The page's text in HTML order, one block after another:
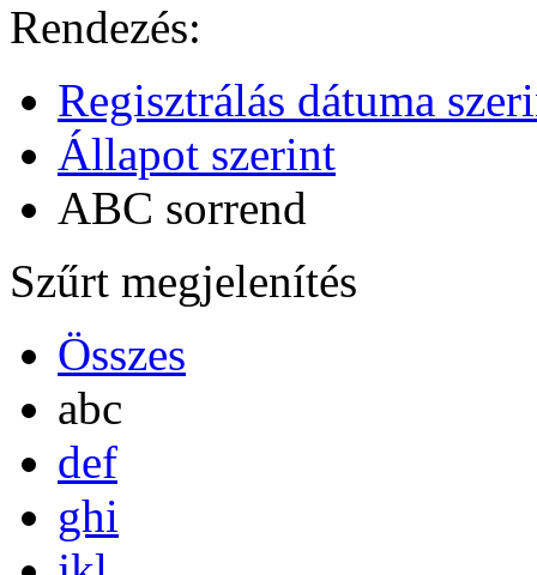
Rendezés:
Regisztrálás dátuma
Állapot szerint
ABC sorrend
Szűrt megjelenítés
Összes
abc
def
ghi